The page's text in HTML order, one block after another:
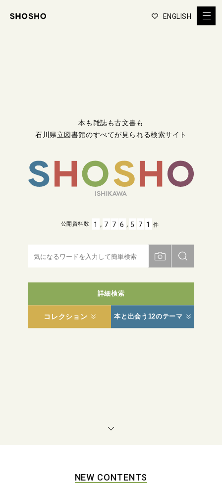
ENGLISH
本も雑誌も古文書も
石川県立図書館のすべてが見られる検索サイト
詳細検索
コレクション 本と出会う12のテーマ
公開資料数 1 , 7 7 6 , 5 7 1 件
NEW CONTENTS